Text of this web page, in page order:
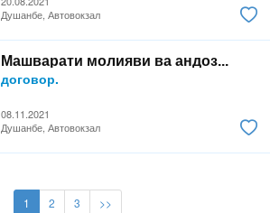
Душанбе, Автовокзал
Машварати молияви ва андоз...
договор.
08.11.2021
Душанбе, Автовокзал
1 2 3 >>